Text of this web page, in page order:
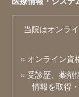
当院はオンラ
○ オンライン資
○ 受診歴、薬剤
情報を取得